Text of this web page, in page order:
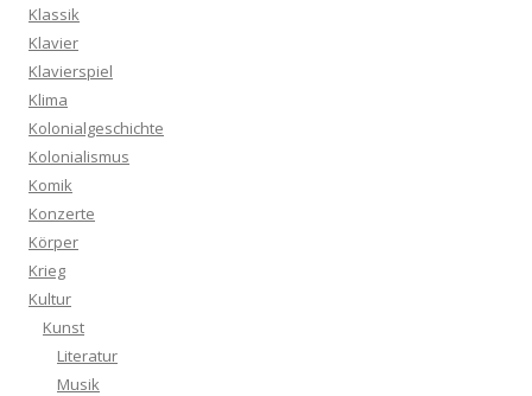
Klassik
Klavier
Klavierspiel
Klima
Kolonialgeschichte
Kolonialismus
Komik
Konzerte
Körper
Krieg
Kultur
Kunst
Literatur
Musik